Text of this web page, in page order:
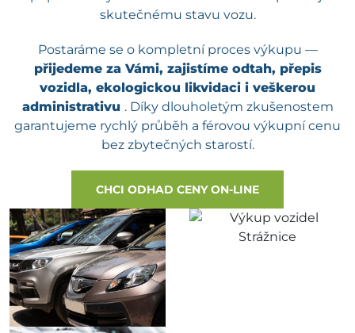
skutečnému stavu vozu.
Postaráme se o kompletní proces výkupu —
přijedeme za Vámi, zajistíme odtah, přepis
vozidla, ekologickou likvidaci i veškerou
administrativu . Díky dlouholetým zkušenostem
garantujeme rychlý průběh a férovou výkupní cenu
bez zbytečných starostí.
CHCI ODHAD CENY ON-LINE